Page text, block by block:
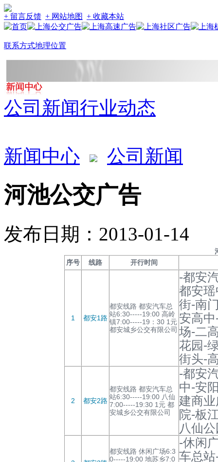
+ 留言反馈 + 网站地图 + 收藏本站
联系方式地理位置
公司新闻行业动态
新闻中心 公司新闻
河池公交广告
发布日期：2013-01-14
序号
线路 开行时间
1 都安1路
都安线路 都安汽车总
站6:30-----19:00 高岭
镇7:00-----19：30 1元
都安城乡公交有限公司
-都安
都安
街-南
安高
场-二
花园-
街头-
2 都安2路
都安线路 都安汽车总
站6:30-----19:00 八仙
7:00-----19:30 1元 都
安城乡公交有限公司
-都安
中-安
建商
院-板
八仙
都安线路 休闲广场6:3
0-----19:00 地苏乡7:0
-休闲
车总